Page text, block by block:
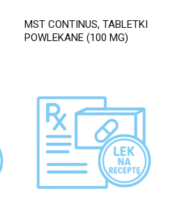
MST CONTINUS, TABLETKI
POWLEKANE (100 MG)